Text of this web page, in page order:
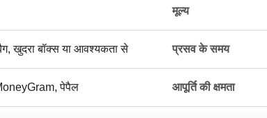
मूल्य
खुदरा बॉक्स या आवश्यकता से प्रसव के समय
पेपैल आपूर्ति की क्षमता